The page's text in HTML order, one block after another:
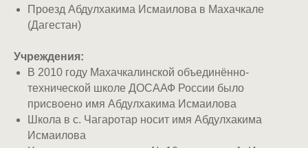
Проезд Абдулхакима Исмаилова в Махачкале
(Дагестан)
Учреждения:
В 2010 году Махачкалинской объединённо-
технической школе ДОСААФ России было
присвоено имя Абдулхакима Исмаилова
Школа в с. Чагаротар носит имя Абдулхакима
Исмаилова